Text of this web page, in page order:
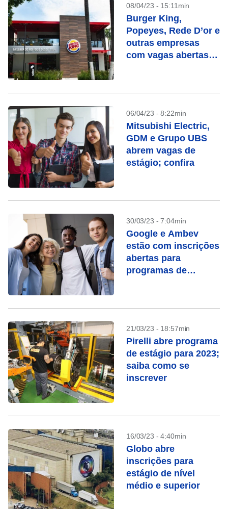
08/04/23 - 15:11min
Burger King,
Popeyes, Rede D’or e
outras empresas
com vagas abertas;
06/04/23 - 8:22min
Mitsubishi Electric,
GDM e Grupo UBS
abrem vagas de
estágio; confira
30/03/23 - 7:04min
Google e Ambev
estão com inscrições
abertas para
programas de
21/03/23 - 18:57min
Pirelli abre programa
de estágio para 2023;
saiba como se
inscrever
16/03/23 - 4:40min
Globo abre
inscrições para
estágio de nível
médio e superior